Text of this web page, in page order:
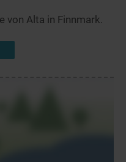
von Alta in Finnmark.